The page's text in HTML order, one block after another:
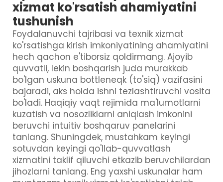
xizmat ko'rsatish ahamiyatini
tushunish
Foydalanuvchi tajribasi va texnik xizmat
ko'rsatishga kirish imkoniyatining ahamiyatini
hech qachon e'tiborsiz qoldirmang. Ajoyib
quvvatli, lekin boshqarish juda murakkab
bo'lgan uskuna bottleneqk (to'siq) vazifasini
bajaradi, aks holda ishni tezlashtiruvchi vosita
bo'ladi. Haqiqiy vaqt rejimida ma'lumotlarni
kuzatish va nosozliklarni aniqlash imkonini
beruvchi intuitiv boshqaruv panelarini
tanlang. Shuningdek, mustahkam keyingi
sotuvdan keyingi qo'llab-quvvatlash
xizmatini taklif qiluvchi etkazib beruvchilardan
jihozlarni tanlang. Eng yaxshi uskunalar ham